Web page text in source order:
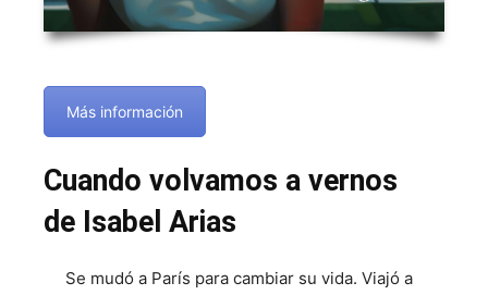
Más información
Cuando volvamos a vernos
de Isabel Arias
Se mudó a París para cambiar su vida. Viajó a